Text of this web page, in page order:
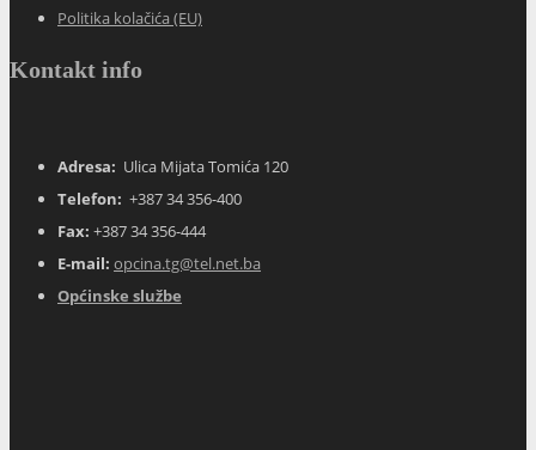
Politika kolačića (EU)
Kontakt info
Adresa: Ulica Mijata Tomića 120
Telefon: +387 34 356-400
Fax: +387 34 356-444
E-mail: opcina.tg@tel.net.ba
Općinske službe